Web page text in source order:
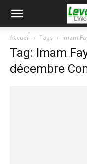
Accueil Tags Imam
Tag: Imam
décembre